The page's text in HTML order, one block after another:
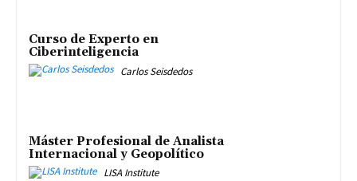
Curso de Experto en
Ciberinteligencia
Carlos Seisdedos
Máster Profesional de Analista
Internacional y Geopolítico
LISA Institute